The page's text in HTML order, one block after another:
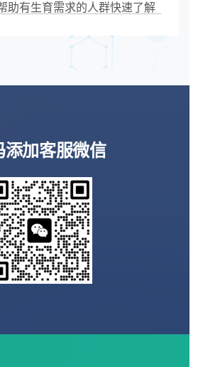
助有生育需求的人群快速了解
莱生殖中心怎么样,泰国试管费
添加客服微信